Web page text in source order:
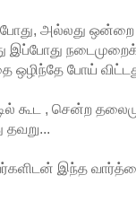
அல்லது
இப்போது
ஒழிந்தே போய்
கூட , சென்ற
தவறு...
இந்த